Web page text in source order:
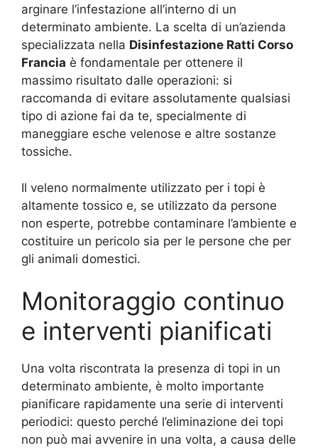
arginare l’infestazione all’interno di un
determinato ambiente. La scelta di un’azienda
specializzata nella Disinfestazione Ratti Corso
Francia è fondamentale per ottenere il
massimo risultato dalle operazioni: si
raccomanda di evitare assolutamente qualsiasi
tipo di azione fai da te, specialmente di
maneggiare esche velenose e altre sostanze
tossiche.
Il veleno normalmente utilizzato per i topi è
altamente tossico e, se utilizzato da persone
non esperte, potrebbe contaminare l’ambiente e
costituire un pericolo sia per le persone che per
gli animali domestici.
Monitoraggio continuo
e interventi pianificati
Una volta riscontrata la presenza di topi in un
determinato ambiente, è molto importante
pianificare rapidamente una serie di interventi
periodici: questo perché l’eliminazione dei topi
non può mai avvenire in una volta, a causa delle